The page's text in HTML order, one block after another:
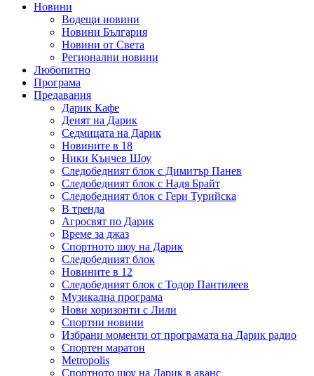
Новини
Водещи новини
Новини България
Новини от Света
Регионални новини
Любопитно
Програма
Предавания
Дарик Кафе
Денят на Дарик
Седмицата на Дарик
Новините в 18
Ники Кънчев Шоу
Следобедният блок с Димитър Панев
Следобедният блок с Надя Брайт
Следобедният блок с Гери Турийска
В тренда
Агросвят по Дарик
Време за джаз
Спортното шоу на Дарик
Следобедният блок
Новините в 12
Следобедният блок с Тодор Пантилеев
Музикална програма
Нови хоризонти с Лили
Спортни новини
Избрани моменти от програмата на Дарик радио
Спортен маратон
Metropolis
Спортното шоу на Дарик в аванс